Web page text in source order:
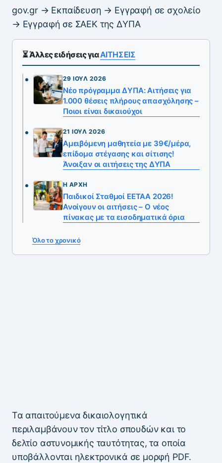
gov.gr → Εκπαίδευση → Εγγραφή σε σχολείο
→ Εγγραφή σε ΣΑΕΚ της ΔΥΠΑ
⏳ Άλλες ειδήσεις γιαΑΙΤΗΣΕΙΣ
29 ΙΟΎΛ 2026
Νέο πρόγραμμα ΔΥΠΑ: Αιτήσεις για
1.000 θέσεις πλήρους απασχόλησης –
Ποιοι είναι δικαιούχοι
21 ΙΟΎΛ 2026
Αμειβόμενη μαθητεία με 39€/μέρα,
επίδομα στέγασης και σίτισης!
Άνοιξαν οι αιτήσεις της ΔΥΠΑ
Η ΑΡΧΉ
Παιδικοί Σταθμοί ΕΕΤΑΑ 2026!
Ανοίγουν οι αιτήσεις – Ο νέος
πίνακας με τα εισοδηματικά όρια
Όλο το χρονικό
Τα απαιτούμενα δικαιολογητικά
περιλαμβάνουν τον τίτλο σπουδών και το
δελτίο αστυνομικής ταυτότητας, τα οποία
υποβάλλονται ηλεκτρονικά σε μορφή PDF.